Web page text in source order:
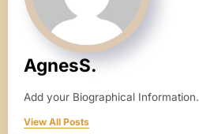
AgnesS.
Add your Biographical Information.
View All Posts